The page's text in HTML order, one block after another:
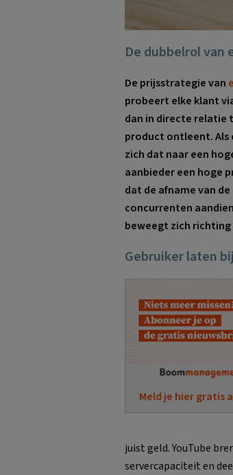
De dubbelrol van
De prijsstrategie van
probeert elke klant
dan in directe relatie
product ontleent. Als
zich dat naar een
aanbieder een hoge
dat de afname van
concurrenten
beweegt zich
Gebruiker laten
Meld je hier gratis
juist geld. YouTube
servercapaciteit en